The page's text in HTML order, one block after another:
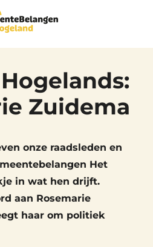
Zuidema
onze raadsleden en
Het
in wat hen drijft.
aan Rosemarie
haar om politiek